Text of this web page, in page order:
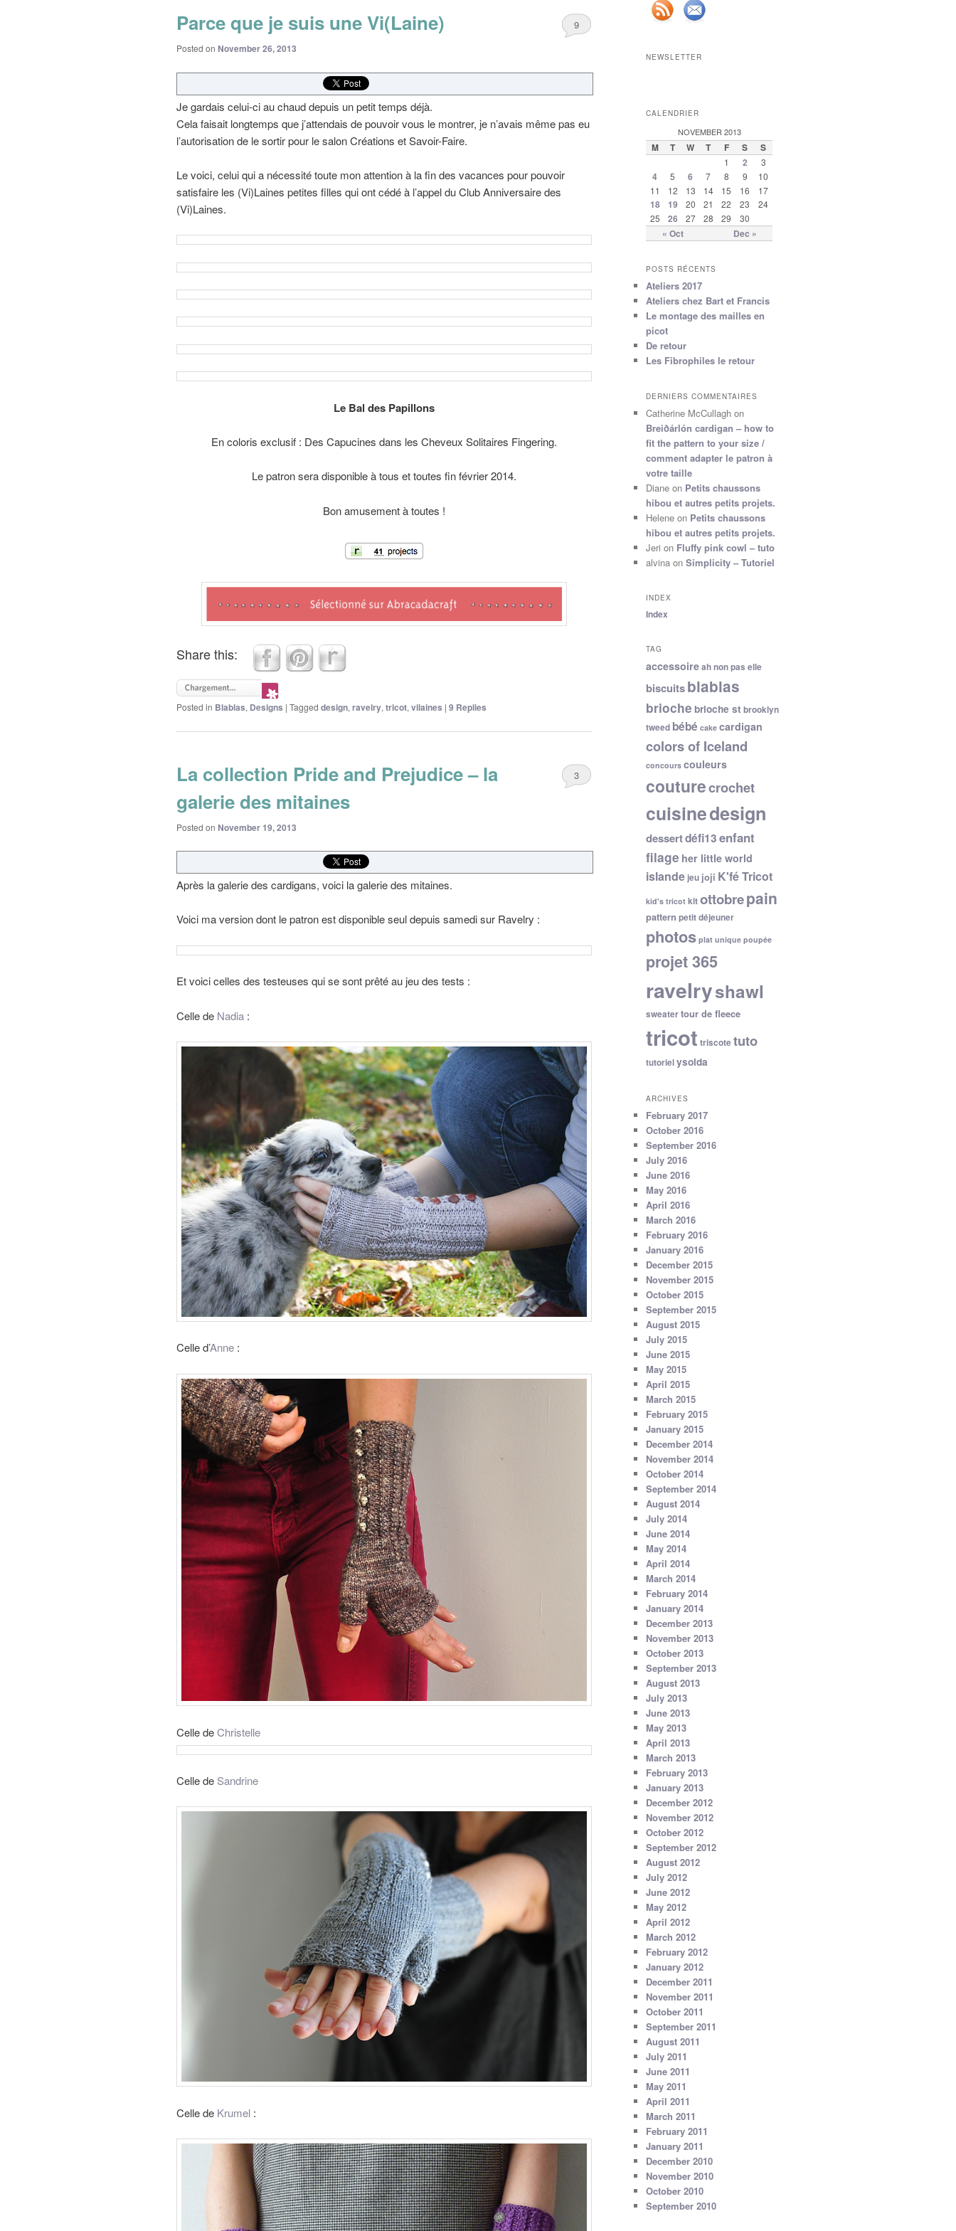
Parce que je suis une Vi(Laine)
Posted on November 26, 2013
9
Je gardais celui-ci au chaud depuis un petit temps déjà.
Cela faisait longtemps que j’attendais de pouvoir vous le montrer, je n’avais même pas eu
l’autorisation de le sortir pour le salon Créations et Savoir-Faire.
Le voici, celui qui a nécessité toute mon attention à la fin des vacances pour pouvoir
satisfaire les (Vi)Laines petites filles qui ont cédé à l’appel du Club Anniversaire des
(Vi)Laines.
Le Bal des Papillons
En coloris exclusif : Des Capucines dans les Cheveux Solitaires Fingering.
Le patron sera disponible à tous et toutes fin février 2014.
Bon amusement à toutes !
Share this:
Posted in Blablas, Designs | Tagged design, ravelry, tricot, vilaines | 9 Replies
La collection Pride and Prejudice – la
galerie des mitaines
Posted on November 19, 2013
3
Après la galerie des cardigans, voici la galerie des mitaines.
Voici ma version dont le patron est disponible seul depuis samedi sur Ravelry :
Et voici celles des testeuses qui se sont prêté au jeu des tests :
Celle de Nadia :
Celle d’Anne :
Celle deChristelle
Celle de Sandrine
Celle de Krumel :
NEWSLETTER
CALENDRIER
NOVEMBER 2013
M T W T F S S
« Oct Dec »
1 2 3
4 5 6 7 8 9
10
11
12 13 14 15 16 17
18 19 20 21 22 23
24
25
26 27 28 29 30
POSTS RÉCENTS
Ateliers 2017
Ateliers chez Bart et Francis
Le montage des mailles en
picot
De retour
Les Fibrophiles le retour
DERNIERS COMMENTAIRES
Catherine McCullagh on
Breiðárlón cardigan – how to
fit the pattern to your size /
comment adapter le patron à
votre taille
Diane on Petits chaussons
hibou et autres petits projets.
Helene on Petits chaussons
hibou et autres petits projets.
Jeri on Fluffy pink cowl – tuto
alvina on Simplicity – Tutoriel
INDEX
Index
TAG
accessoireah non pas elle
biscuitsblablas
brioche brioche st brooklyn
tweed bébé cake cardigan
colors of Iceland
concours couleurs
couturecrochet
cuisinedesign
dessertdéfi13enfant
filage her little world
islande jeu joji K'fé Tricot
kid's tricot kitottobrepain
pattern petit déjeuner
photos plat unique poupée
projet 365
ravelryshawl
sweatertour de fleece
tricot triscote tuto
tutorielysolda
ARCHIVES
February 2017
October 2016
September 2016
July 2016
June 2016
May 2016
April 2016
March 2016
February 2016
January 2016
December 2015
November 2015
October 2015
September 2015
August 2015
July 2015
June 2015
May 2015
April 2015
March 2015
February 2015
January 2015
December 2014
November 2014
October 2014
September 2014
August 2014
July 2014
June 2014
May 2014
April 2014
March 2014
February 2014
January 2014
December 2013
November 2013
October 2013
September 2013
August 2013
July 2013
June 2013
May 2013
April 2013
March 2013
February 2013
January 2013
December 2012
November 2012
October 2012
September 2012
August 2012
July 2012
June 2012
May 2012
April 2012
March 2012
February 2012
January 2012
December 2011
November 2011
October 2011
September 2011
August 2011
July 2011
June 2011
May 2011
April 2011
March 2011
February 2011
January 2011
December 2010
November 2010
October 2010
September 2010